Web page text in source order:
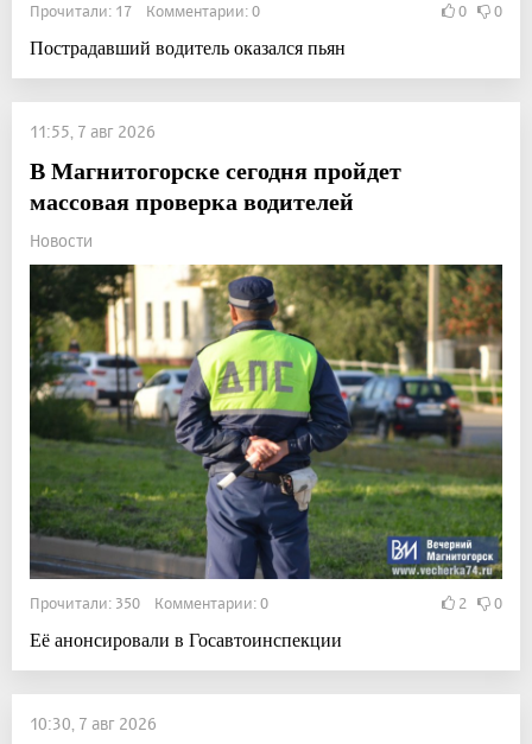
Прочитали: 17 Комментарии: 0 0 0
Пострадавший водитель оказался пьян
11:55, 7 авг 2026
В Магнитогорске сегодня пройдет
массовая проверка водителей
Новости
Прочитали: 350 Комментарии: 0 2 0
Её анонсировали в Госавтоинспекции
10:30, 7 авг 2026